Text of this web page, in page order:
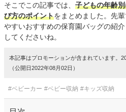
そこでこの記事では、 子どもの年齢
び方のポイントをまとめました。先
やすいおすすめの保育園バッグの紹
してくださいね。
本記事はプロモーションが含まれています。
（公開日2022年08月02日）
#ベビーカー #ベビー収納 #キッズ収納